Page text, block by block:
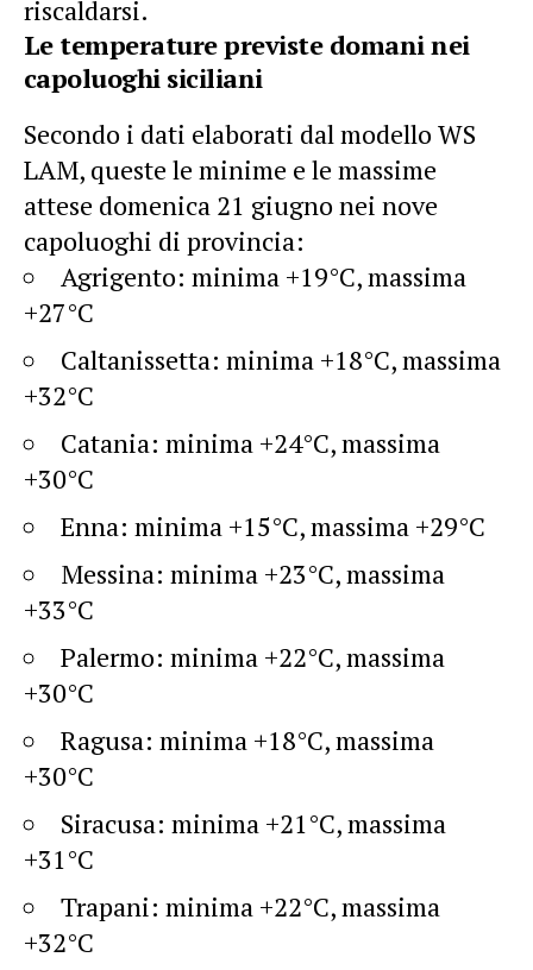
riscaldarsi.
Le temperature previste domani nei
capoluoghi siciliani
Secondo i dati elaborati dal modello WS
LAM, queste le minime e le massime
attese domenica 21 giugno nei nove
capoluoghi di provincia:
Agrigento: minima +19°C, massima
+27°C
Caltanissetta: minima +18°C, massima
+32°C
Catania: minima +24°C, massima
+30°C
Enna: minima +15°C, massima +29°C
Messina: minima +23°C, massima
+33°C
Palermo: minima +22°C, massima
+30°C
Ragusa: minima +18°C, massima
+30°C
Siracusa: minima +21°C, massima
+31°C
Trapani: minima +22°C, massima
+32°C